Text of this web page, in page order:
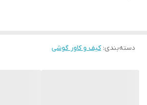
دسته‌بندی:کیف و کاور گوشی